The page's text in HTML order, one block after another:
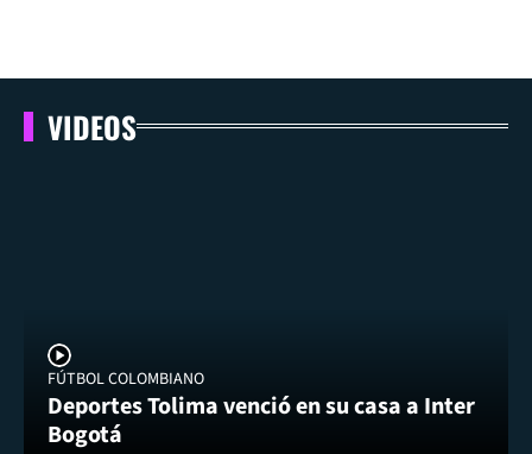
VIDEOS
FÚTBOL COLOMBIANO
Deportes Tolima venció en su casa a Inter
Bogotá